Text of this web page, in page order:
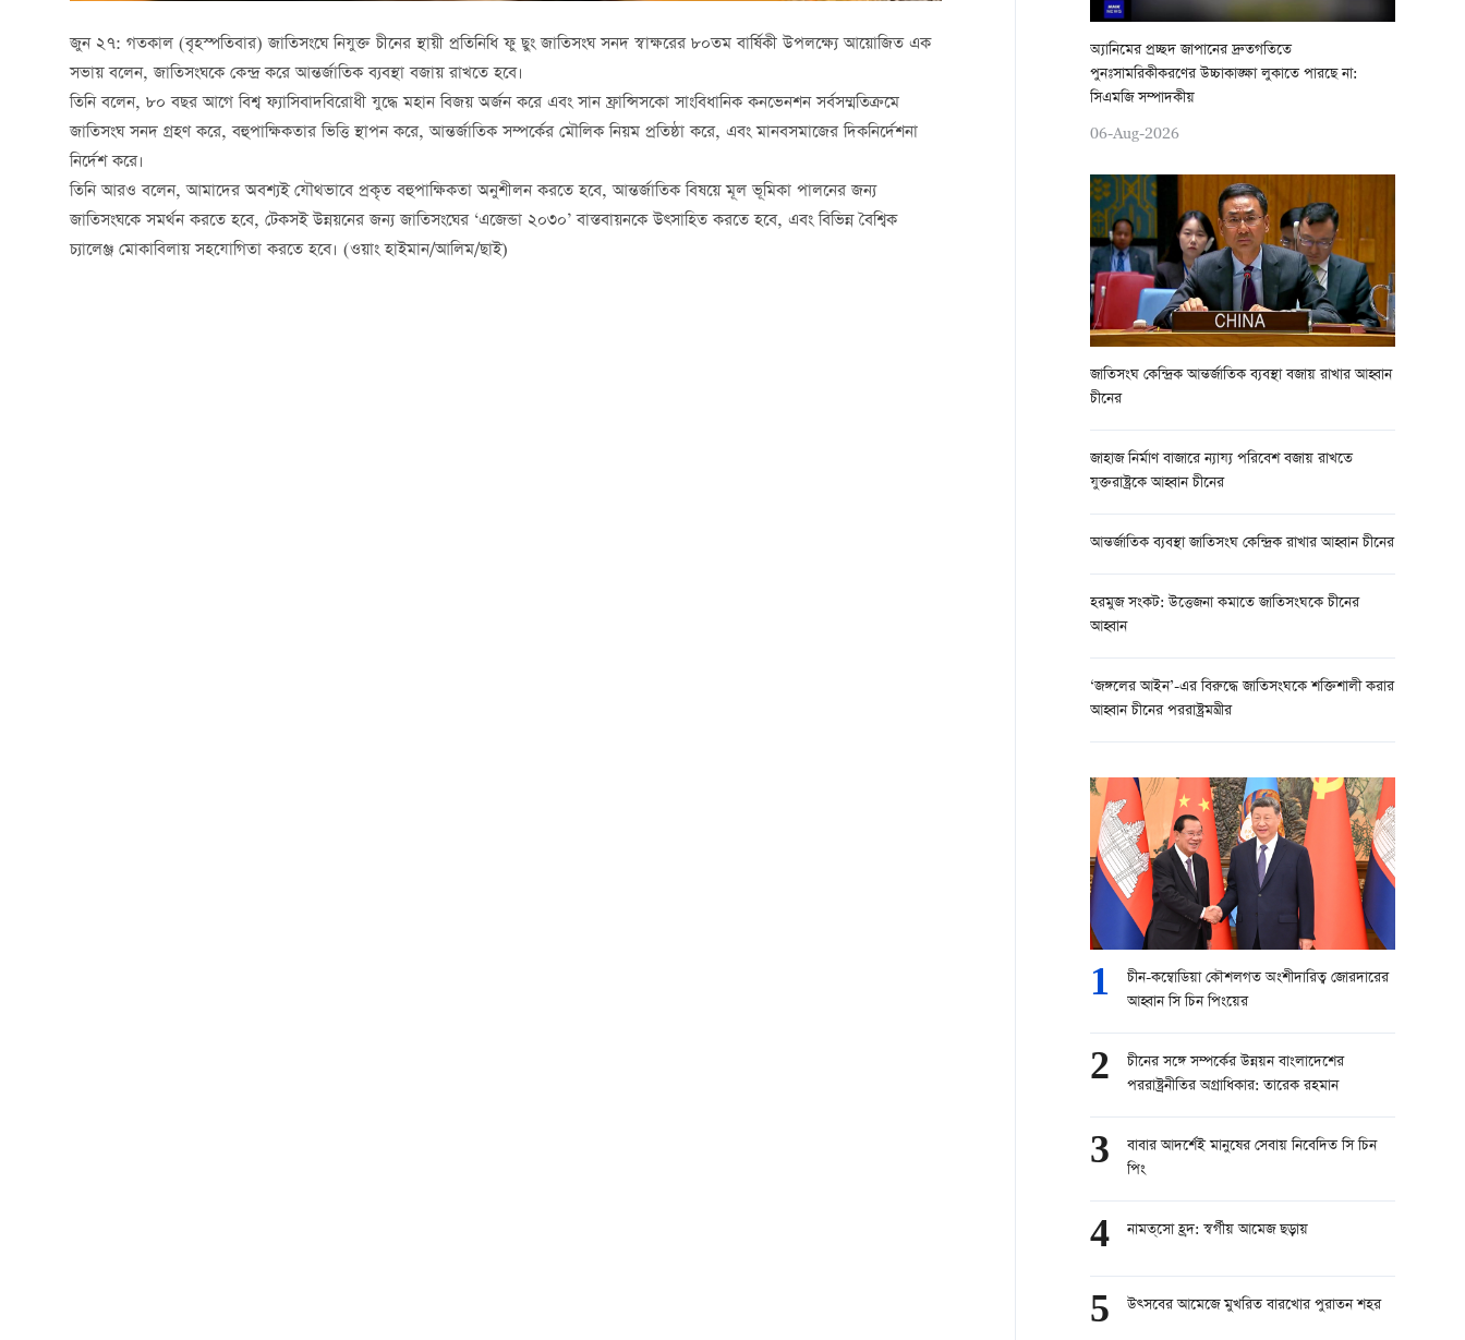
জুন ২৭: গতকাল (বৃহস্পতিবার) জাতিসংঘে নিযুক্ত চীনের স্থায়ী প্রতিনিধি ফু ছুং জাতিসংঘ সনদ স্বাক্ষরের ৮০তম বার্ষিকী উপলক্ষ্যে আয়োজিত এক
সভায় বলেন, জাতিসংঘকে কেন্দ্র করে আন্তর্জাতিক ব্যবস্থা বজায় রাখতে হবে।
তিনি বলেন, ৮০ বছর আগে বিশ্ব ফ্যাসিবাদবিরোধী যুদ্ধে মহান বিজয় অর্জন করে এবং সান ফ্রান্সিসকো সাংবিধানিক কনভেনশন সর্বসম্মতিক্রমে
জাতিসংঘ সনদ গ্রহণ করে, বহুপাক্ষিকতার ভিত্তি স্থাপন করে, আন্তর্জাতিক সম্পর্কের মৌলিক নিয়ম প্রতিষ্ঠা করে, এবং মানবসমাজের দিকনির্দেশনা
নির্দেশ করে।
তিনি আরও বলেন, আমাদের অবশ্যই যৌথভাবে প্রকৃত বহুপাক্ষিকতা অনুশীলন করতে হবে, আন্তর্জাতিক বিষয়ে মূল ভূমিকা পালনের জন্য
জাতিসংঘকে সমর্থন করতে হবে, টেকসই উন্নয়নের জন্য জাতিসংঘের ‘এজেন্ডা ২০৩০’ বাস্তবায়নকে উত্সাহিত করতে হবে, এবং বিভিন্ন বৈশ্বিক
চ্যালেঞ্জ মোকাবিলায় সহযোগিতা করতে হবে। (ওয়াং হাইমান/আলিম/ছাই)
অ্যানিমের প্রচ্ছদ জাপানের দ্রুতগতিতে
পুনঃসামরিকীকরণের উচ্চাকাঙ্ক্ষা লুকাতে পারছে না:
সিএমজি সম্পাদকীয়
06-Aug-2026
জাতিসংঘ কেন্দ্রিক আন্তর্জাতিক ব্যবস্থা বজায় রাখার আহ্বান
চীনের
জাহাজ নির্মাণ বাজারে ন্যায্য পরিবেশ বজায় রাখতে
যুক্তরাষ্ট্রকে আহ্বান চীনের
আন্তর্জাতিক ব্যবস্থা জাতিসংঘ কেন্দ্রিক রাখার আহ্বান চীনের
হরমুজ সংকট: উত্তেজনা কমাতে জাতিসংঘকে চীনের
আহ্বান
‘জঙ্গলের আইন’-এর বিরুদ্ধে জাতিসংঘকে শক্তিশালী করার
আহ্বান চীনের পররাষ্ট্রমন্ত্রীর
1
চীন-কম্বোডিয়া কৌশলগত অংশীদারিত্ব জোরদারের
আহ্বান সি চিন পিংয়ের
2
চীনের সঙ্গে সম্পর্কের উন্নয়ন বাংলাদেশের
পররাষ্ট্রনীতির অগ্রাধিকার: তারেক রহমান
3
বাবার আদর্শেই মানুষের সেবায় নিবেদিত সি চিন
পিং
4 নামত্‌সো হ্রদ: স্বর্গীয় আমেজ ছড়ায়
5 উত্সবের আমেজে মুখরিত বারখোর পুরাতন শহর